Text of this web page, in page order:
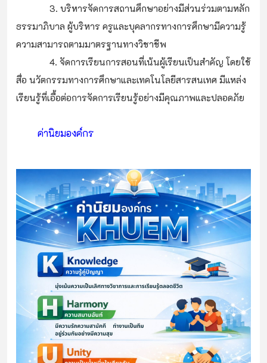
3. บริหารจัดการสถานศึกษาอย่างมีส่วนร่วมตามหลัก
ธรรมาภิบาล ผู้บริหาร ครูและบุคลากรทางการศึกษามีความรู้
ความสามารถตามมาตรฐานทางวิชาชีพ
4. จัดการเรียนการสอนที่เน้นผู้เรียนเป็นสำคัญ โดยใช้
สื่อ นวัตกรรมทางการศึกษาและเทคโนโลยีสารสนเทศ มีแหล่ง
เรียนรู้ที่เอื้อต่อการจัดการเรียนรู้อย่างมีคุณภาพและปลอดภัย
ค่านิยมองค์กร